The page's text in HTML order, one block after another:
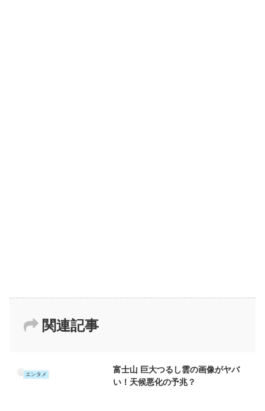
関連記事
エンタメ
富士山 巨大つるし雲の画像がヤバ
い！天候悪化の予兆？